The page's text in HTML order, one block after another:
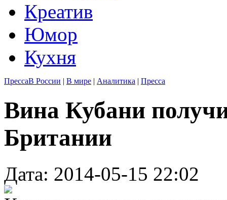
Креатив
Юмор
Кухня
ПрессаВ России | В мире | Аналитика | Пресса
Вина Кубани
Британии
Дата: 2014-05-15 22:02